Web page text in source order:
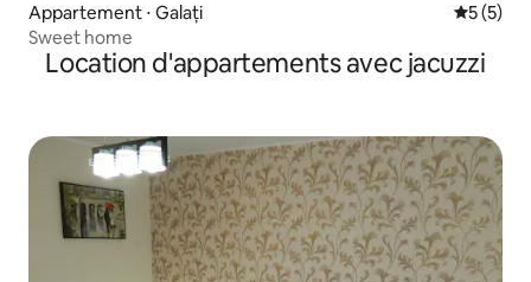
Appartement ⋅ Galați
5 (5)
Sweet home
Location d'appartements avec jacuzzi